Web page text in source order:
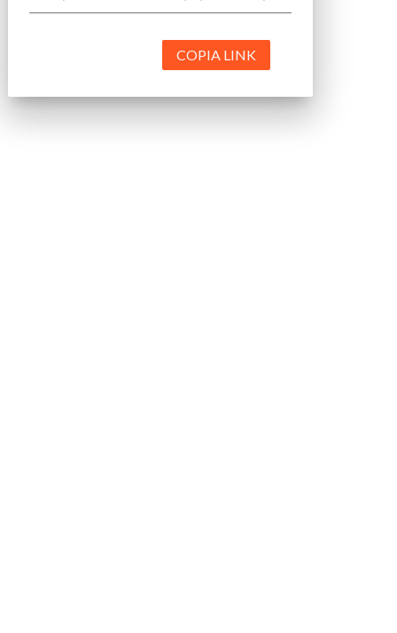
COPIA LINK